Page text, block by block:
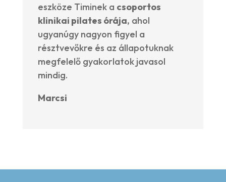
eszköze Timinek a csoportos
klinikai pilates órája, ahol
ugyanúgy nagyon figyel a
résztvevőkre és az állapotuknak
megfelelő gyakorlatok javasol
mindig.
Marcsi